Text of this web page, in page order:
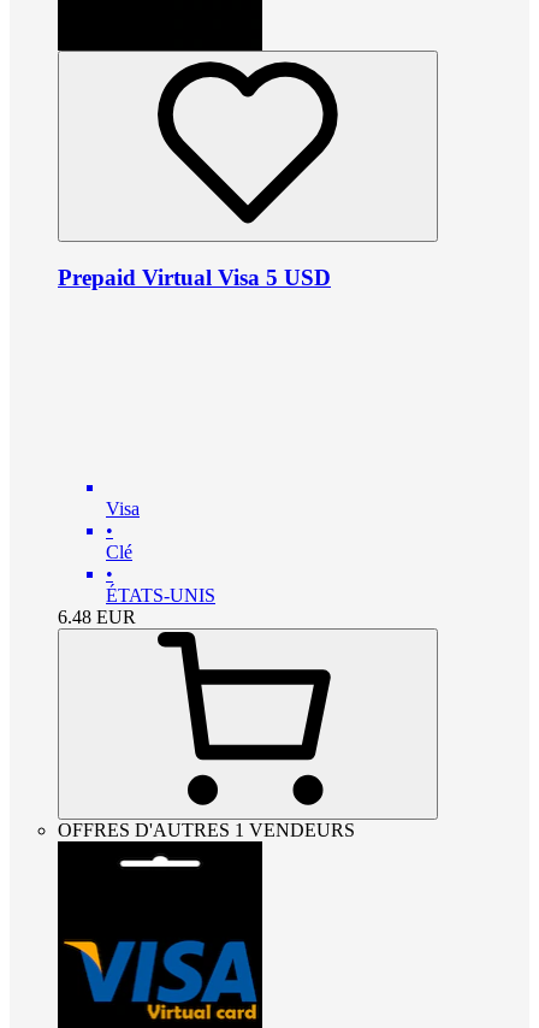
Prepaid Virtual Visa 5 USD
Visa
•
Clé
•
ÉTATS-UNIS
6.48 EUR
OFFRES D'AUTRES 1 VENDEURS